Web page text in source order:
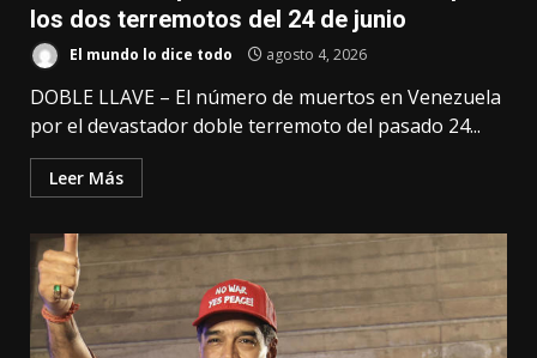
los dos terremotos del 24 de junio
El mundo lo dice todo agosto 4, 2026
DOBLE LLAVE – El número de muertos en Venezuela
por el devastador doble terremoto del pasado 24...
Leer Más